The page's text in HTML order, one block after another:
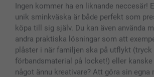
Ingen kommer ha en liknande neccesär!
unik sminkväska är både perfekt som
köpa till sig själv. Du kan även använda
andra praktiska lösningar som att
plåster i när familjen ska på utflykt
förbandsmaterial på locket!) eller kanske
något ännu kreativare? Att göra sin egna